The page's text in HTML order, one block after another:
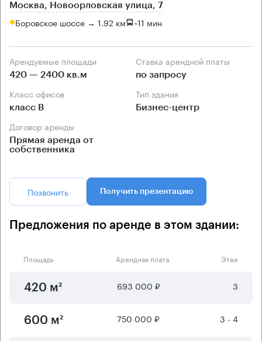
Москва, Новоорловская улица, 7
Боровское шоссе → 1.92 км ~11 мин
Арендуемые площади
420 — 2400 кв.м
Ставка арендной платы
по запросу
Класс офисов
класс B
Тип здания
Бизнес-центр
Договор аренды
Прямая аренда от
собственника
Позвонить Получить презентацию
Предложения по аренде в этом здании:
Площадь Арендная плата Этаж
420 м² 693 000 ₽ 3
600 м² 750 000 ₽ 3 - 4